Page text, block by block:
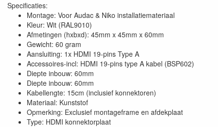
Specificaties:
Montage: Voor Audac & Niko installatiemateriaal
Kleur: Wit (RAL9010)
Afmetingen (hxbxd): 45mm x 45mm x 60mm
Gewicht: 60 gram
Aansluiting: 1x HDMI 19-pins Type A
Accessoires-incl: HDMI 19-pins type A kabel (BSP602)
Diepte inbouw: 60mm
Diepte inbouw: 60mm
Kabellengte: 15cm (inclusief konnektoren)
Materiaal: Kunststof
Opmerking: Exclusief montageframe en afdekplaat
Type: HDMI konnektorplaat